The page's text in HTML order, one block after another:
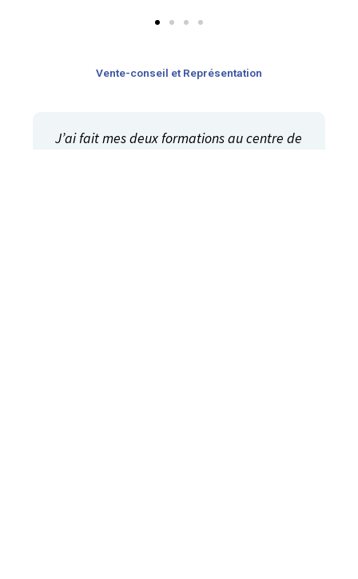
Vente-conseil​ et Représentation
J’ai fait mes deux formations au centre de